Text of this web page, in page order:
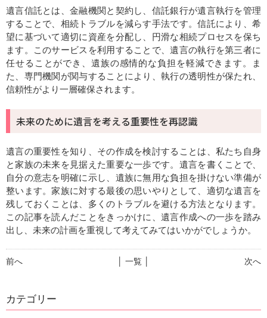
遺言信託とは、金融機関と契約し、信託銀行が遺言執行を管理
することで、相続トラブルを減らす手法です。信託により、希
望に基づいて適切に資産を分配し、円滑な相続プロセスを保ち
ます。このサービスを利用することで、遺言の執行を第三者に
任せることができ、遺族の感情的な負担を軽減できます。ま
た、専門機関が関与することにより、執行の透明性が保たれ、
信頼性がより一層確保されます。
未来のために遺言を考える重要性を再認識
遺言の重要性を知り、その作成を検討することは、私たち自身
と家族の未来を見据えた重要な一歩です。遺言を書くことで、
自分の意志を明確に示し、遺族に無用な負担を掛けない準備が
整います。家族に対する最後の思いやりとして、適切な遺言を
残しておくことは、多くのトラブルを避ける方法となります。
この記事を読んだことをきっかけに、遺言作成への一歩を踏み
出し、未来の計画を重視して考えてみてはいかがでしょうか。
前へ 次へ
│ 一覧 │
カテゴリー